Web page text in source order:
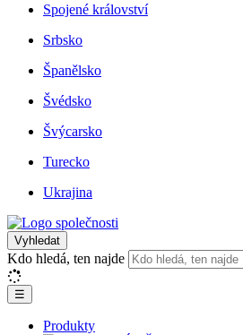
Spojené království
Srbsko
Španělsko
Švédsko
Švýcarsko
Turecko
Ukrajina
Vyhledat
Kdo hledá, ten najde
☰
Produkty